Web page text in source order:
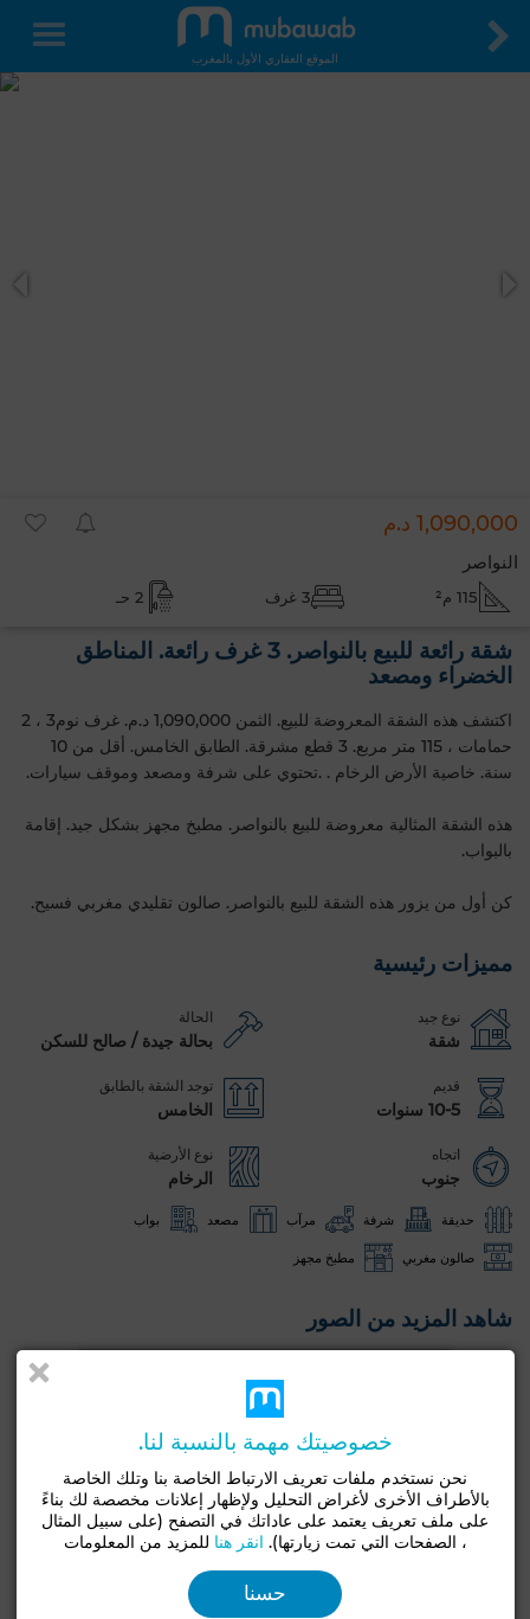
الموقع العقاري الأول بالمغرب
1,090,000 د.م
النواصر
115 م² 3 غرف 2 حـ
شقة رائعة للبيع بالنواصر. 3 غرف رائعة. المناطق
الخضراء ومصعد
اكتشف هذه الشقة المعروضة للبيع. الثمن 1,090,000 د.م. غرف نوم3 ، 2
حمامات ، 115 متر مربع. 3 قطع مشرقة. الطابق الخامس. أقل من 10
سنة. خاصية الأرض الرخام . .تحتوي على شرفة ومصعد وموقف سيارات.
هذه الشقة المثالية معروضة للبيع بالنواصر. مطبخ مجهز بشكل جيد. إقامة
بالبواب.
كن أول من يزور هذه الشقة للبيع بالنواصر. صالون تقليدي مغربي فسيح.
مميزات رئيسية
نوع جيد
شقة
الحالة
بحالة جيدة / صالح للسكن
قديم
10-5 سنوات
توجد الشقة بالطابق
الخامس
اتجاه
جنوب
نوع الأرضية
الرخام
حديقة شرفة مرآب مصعد بواب
صالون مغربي مطبخ مجهز
شاهد المزيد من الصور
خصوصيتك مهمة بالنسبة لنا.
نحن نستخدم ملفات تعريف الارتباط الخاصة بنا وتلك الخاصة
بالأطراف الأخرى لأغراض التحليل ولإظهار إعلانات مخصصة لك بناءً
على ملف تعريف يعتمد على عاداتك في التصفح (على سبيل المثال
، الصفحات التي تمت زيارتها). انقر هنا للمزيد من المعلومات
حسنا